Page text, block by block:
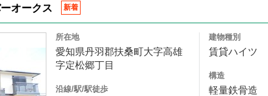
オークス 新着
所在地
愛知県丹羽郡扶桑町大字高雄
字定松郷丁目
沿線/駅/駅徒歩
建物種別
賃貸ハイツ
構造
軽量鉄骨造